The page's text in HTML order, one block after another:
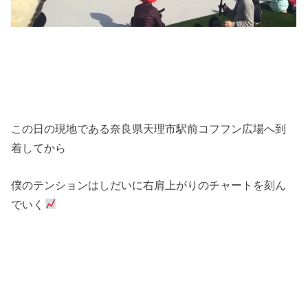
この日の現地である奈良県天理市駅前コフフン広場へ到
着してから
僕のテンションはしだいに右肩上がりのチャートを刻ん
でいく